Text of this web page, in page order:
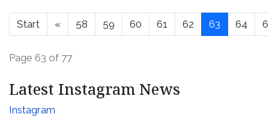
Start « 58 59 60 61 62 63 64
Page 63 of 77
Latest Instagram News
Instagram